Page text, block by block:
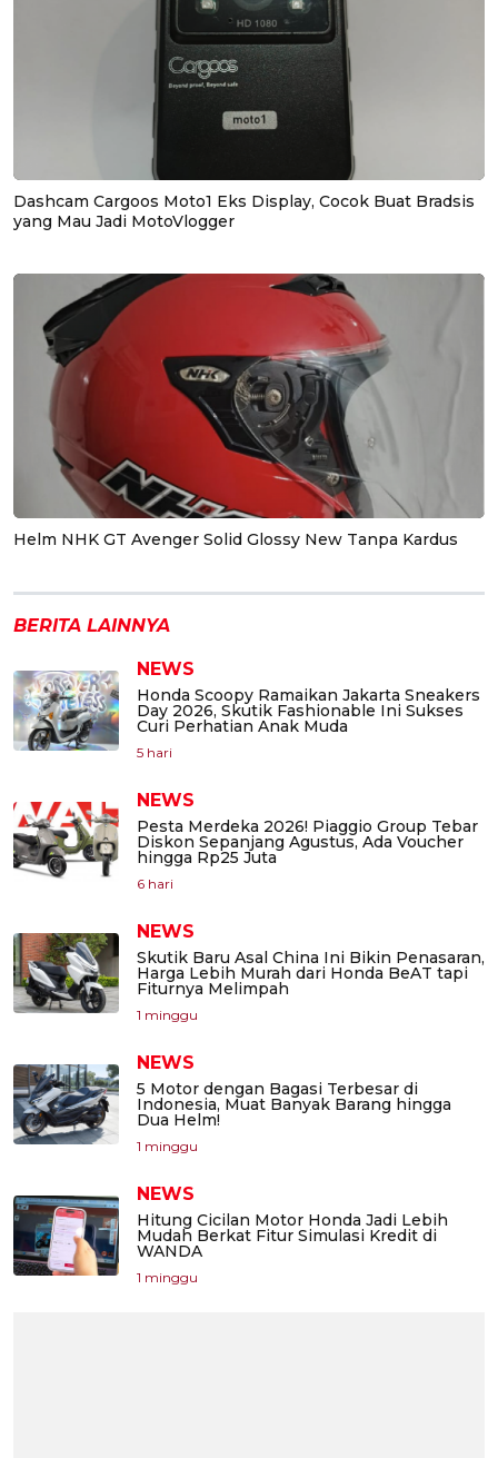
Dashcam Cargoos Moto1 Eks Display, Cocok Buat Bradsis
yang Mau Jadi MotoVlogger
Helm NHK GT Avenger Solid Glossy New Tanpa Kardus
BERITA LAINNYA
NEWS
Honda Scoopy Ramaikan Jakarta Sneakers
Day 2026, Skutik Fashionable Ini Sukses
Curi Perhatian Anak Muda
5 hari
NEWS
Pesta Merdeka 2026! Piaggio Group Tebar
Diskon Sepanjang Agustus, Ada Voucher
hingga Rp25 Juta
6 hari
NEWS
Skutik Baru Asal China Ini Bikin Penasaran,
Harga Lebih Murah dari Honda BeAT tapi
Fiturnya Melimpah
1 minggu
NEWS
5 Motor dengan Bagasi Terbesar di
Indonesia, Muat Banyak Barang hingga
Dua Helm!
1 minggu
NEWS
Hitung Cicilan Motor Honda Jadi Lebih
Mudah Berkat Fitur Simulasi Kredit di
WANDA
1 minggu